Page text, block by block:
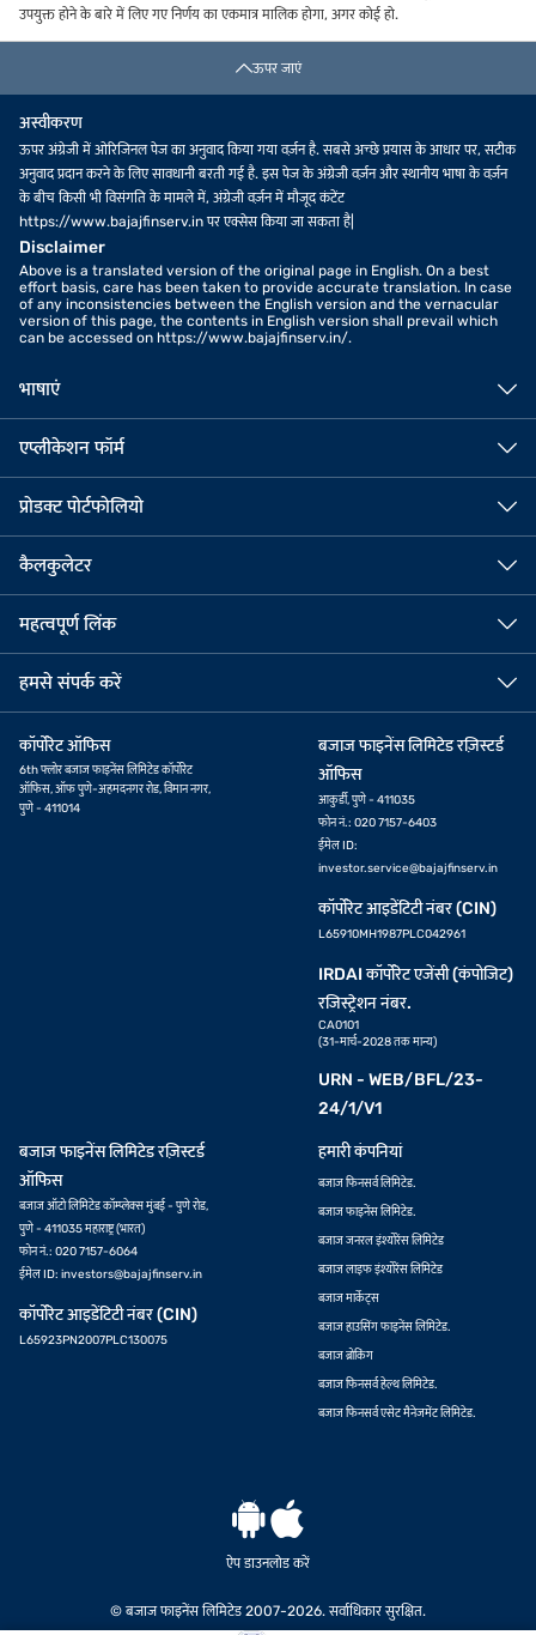
उपयुक्त होने के बारे में लिए गए निर्णय का एकमात्र मालिक होगा, अगर कोई हो.
ऊपर जाएं
अस्वीकरण
ऊपर अंग्रेजी में ओरिजिनल पेज का अनुवाद किया गया वर्ज़न है. सबसे अच्छे प्रयास के आधार पर, सटीक
अनुवाद प्रदान करने के लिए सावधानी बरती गई है. इस पेज के अंग्रेजी वर्ज़न और स्थानीय भाषा के वर्ज़न
के बीच किसी भी विसंगति के मामले में, अंग्रेजी वर्ज़न में मौजूद कंटेंट
https://www.bajajfinserv.in पर एक्सेस किया जा सकता है|
Disclaimer
Above is a translated version of the original page in English. On a best
effort basis, care has been taken to provide accurate translation. In case
of any inconsistencies between the English version and the vernacular
version of this page, the contents in English version shall prevail which
can be accessed on https://www.bajajfinserv.in/.
भाषाएं
एप्लीकेशन फॉर्म
प्रोडक्ट पोर्टफोलियो
कैलकुलेटर
महत्वपूर्ण लिंक
हमसे संपर्क करें
कॉर्पोरेट ऑफिस
6th फ्लोर बजाज फाइनेंस लिमिटेड कॉर्पोरेट
ऑफिस, ऑफ पुणे-अहमदनगर रोड, विमान नगर,
पुणे - 411014
बजाज फाइनेंस लिमिटेड रज़िस्टर्ड
ऑफिस
आकुर्डी, पुणे - 411035
फोन नं.: 020 7157-6403
ईमेल ID:
investor.service@bajajfinserv.in
कॉर्पोरेट आइडेंटिटी नंबर (CIN)
L65910MH1987PLC042961
IRDAI कॉर्पोरेट एजेंसी (कंपोजिट)
रजिस्ट्रेशन नंबर.
CA0101
(31-मार्च-2028 तक मान्य)
URN - WEB/BFL/23-
24/1/V1
बजाज फाइनेंस लिमिटेड रज़िस्टर्ड
ऑफिस
बजाज ऑटो लिमिटेड कॉम्प्लेक्स मुंबई - पुणे रोड,
पुणे - 411035 महाराष्ट्र (भारत)
फोन नं.: 020 7157-6064
ईमेल ID: investors@bajajfinserv.in
कॉर्पोरेट आइडेंटिटी नंबर (CIN)
L65923PN2007PLC130075
हमारी कंपनियां
बजाज फिनसर्व लिमिटेड.
बजाज फाइनेंस लिमिटेड.
बजाज जनरल इंश्योरेंस लिमिटेड
बजाज लाइफ इंश्योरेंस लिमिटेड
बजाज मार्केट्स
बजाज हाउसिंग फाइनेंस लिमिटेड.
बजाज ब्रोकिंग
बजाज फिनसर्व हेल्थ लिमिटेड.
बजाज फिनसर्व एसेट मैनेजमेंट लिमिटेड.
ऐप डाउनलोड करें
© बजाज फाइनेंस लिमिटेड 2007-2026. सर्वाधिकार सुरक्षित.